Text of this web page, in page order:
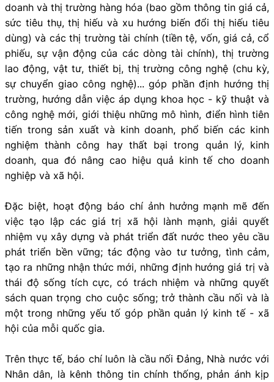
doanh và thị trường hàng hóa (bao gồm thông tin giá cả,
sức tiêu thụ, thị hiếu và xu hướng biến đổi thị hiếu tiêu
dùng) và các thị trường tài chính (tiền tệ, vốn, giá cả, cổ
phiếu, sự vận động của các dòng tài chính), thị trường
lao động, vật tư, thiết bị, thị trường công nghệ (chu kỳ,
sự chuyển giao công nghệ)... góp phần định hướng thị
trường, hướng dẫn việc áp dụng khoa học - kỹ thuật và
công nghệ mới, giới thiệu những mô hình, điển hình tiên
tiến trong sản xuất và kinh doanh, phổ biến các kinh
nghiệm thành công hay thất bại trong quản lý, kinh
doanh, qua đó nâng cao hiệu quả kinh tế cho doanh
nghiệp và xã hội.
Đặc biệt, hoạt động báo chí ảnh hưởng mạnh mẽ đến
việc tạo lập các giá trị xã hội lành mạnh, giải quyết
nhiệm vụ xây dựng và phát triển đất nước theo yêu cầu
phát triển bền vững; tác động vào tư tưởng, tình cảm,
tạo ra những nhận thức mới, những định hướng giá trị và
thái độ sống tích cực, có trách nhiệm và những quyết
sách quan trọng cho cuộc sống; trở thành cầu nối và là
một trong những yếu tố góp phần quản lý kinh tế - xã
hội của mỗi quốc gia.
Trên thực tế, báo chí luôn là cầu nối Đảng, Nhà nước với
Nhân dân, là kênh thông tin chính thống, phản ánh kịp